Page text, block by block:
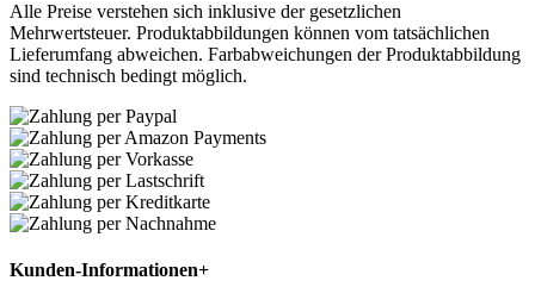
Alle Preise verstehen sich inklusive der gesetzlichen
Mehrwertsteuer. Produktabbildungen können vom tatsächlichen
Lieferumfang abweichen. Farbabweichungen der Produktabbildung
sind technisch bedingt möglich.
Kunden-Informationen+